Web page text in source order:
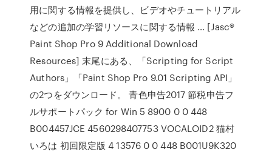
用に関する情報を提供し、ビデオやチュートリアル
などの追加の学習リソースに関する情報 … [Jasc®
Paint Shop Pro 9 Additional Download
Resources] 末尾にある、「Scripting for Script
Authors」「Paint Shop Pro 9.01 Scripting API」
の2つをダウンロード。 青色申告2017 節税申告フ
ルサポートパック for Win 5 8900 0 0 448
B004457JCE 4560298407753 VOCALOID2 猫村
いろは 初回限定版 4 13576 0 0 448 B001U9K320